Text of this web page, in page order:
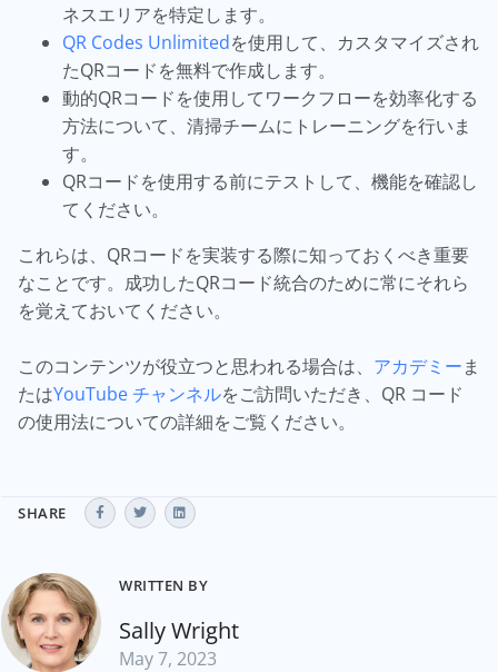
ネスエリアを特定します。
QR Codes Unlimitedを使用して、カスタマイズされ
たQRコードを無料で作成します。
動的QRコードを使用してワークフローを効率化する
方法について、清掃チームにトレーニングを行いま
す。
QRコードを使用する前にテストして、機能を確認し
てください。
これらは、QRコードを実装する際に知っておくべき重要
なことです。成功したQRコード統合のために常にそれら
を覚えておいてください。
このコンテンツが役立つと思われる場合は、 アカデミーま
たはYouTube チャンネルをご訪問いただき、QR コード
の使用法についての詳細をご覧ください。
SHARE
WRITTEN BY
Sally Wright
May 7, 2023